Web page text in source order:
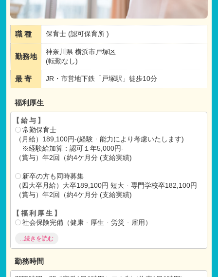
職 種 保育士 (認可保育所 )
勤務地
神奈川県 横浜市戸塚区
(転勤なし)
最 寄 JR・市営地下鉄「戸塚駅」徒歩10分
福利厚生
【給与】
常勤保育士
（月給）189,100円-(経験・ 能力により考慮いたします)
※経験給加算：認可１年5,000円-
（賞与）年2回（約4ケ月分 (支給実績)
新卒の方も同時募集
（四大卒月給）大卒189,100円 短大・ 専門学校卒182,100円
（賞与）年2回（約4ケ月分 (支給実績)
【福利厚生】
社会保険完備（健康・ 厚生 ・ 労災 ・ 雇用）
る)
育児・介護休暇制度、育児時短勤務制度あり
同法人内の実施プログラム参加の際の職員割引、家族割引
あり
...続きを読む
勤務時間